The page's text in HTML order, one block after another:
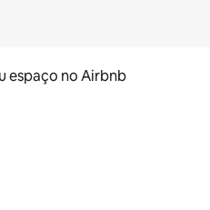
espaço no Airbnb